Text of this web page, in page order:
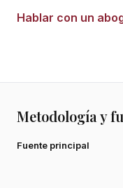
Hablar con un
Metodología y
Fuente principal